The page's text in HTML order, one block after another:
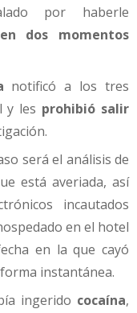
por haberle
dos momentos
notificó a los tres
y les prohibió salir
será el análisis de
está averiada, así
incautados
en el hotel
en la que cayó
instantánea.
ingerido cocaína,